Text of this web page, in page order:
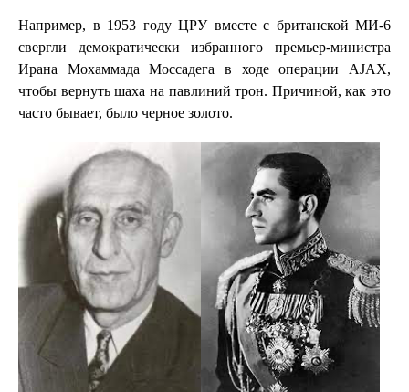
Например, в 1953 году ЦРУ вместе с британской МИ-6
свергли демократически избранного премьер-министра
Ирана Мохаммада Моссадега в ходе операции AJAX,
чтобы вернуть шаха на павлиний трон. Причиной, как это
часто бывает, было черное золото.